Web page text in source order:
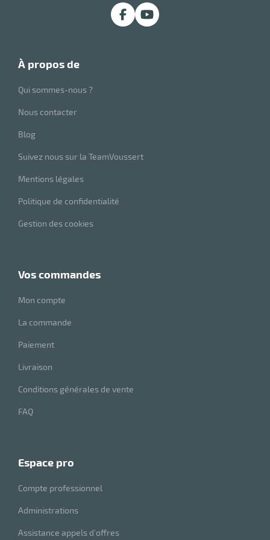
à propos de
Qui sommes-nous ?
Nous contacter
Blog
Suivez nous sur la TeamVoussert
Mentions légales
Politique de confidentialité
Gestion des cookies
vos commandes
Mon compte
La commande
Paiement
Livraison
Conditions générales de vente
FAQ
espace pro
Compte professionnel
Administrations
Assistance appels d’offres